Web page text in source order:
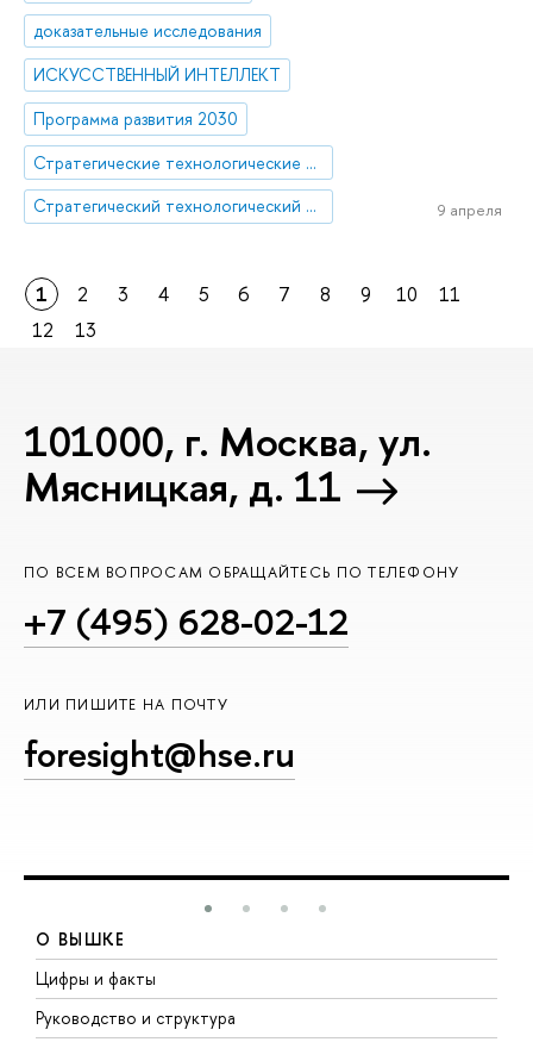
доказательные исследования
ИСКУССТВЕННЫЙ ИНТЕЛЛЕКТ
Программа развития 2030
Стратегические технологические проекты
Стратегический технологический проект «Национальный центр социально-экономического и научно-технологического прогнозирования»
9 апреля
1 2 3 4 5 6 7 8 9 10
11
12
13
101000, г. Москва, ул.
Мясницкая, д. 11
ПО ВСЕМ ВОПРОСАМ ОБРАЩАЙТЕСЬ ПО ТЕЛЕФОНУ
+7 (495) 628-02-12
ИЛИ ПИШИТЕ НА ПОЧТУ
foresight@hse.ru
О ВЫШКЕ
Цифры и факты
Руководство и структура